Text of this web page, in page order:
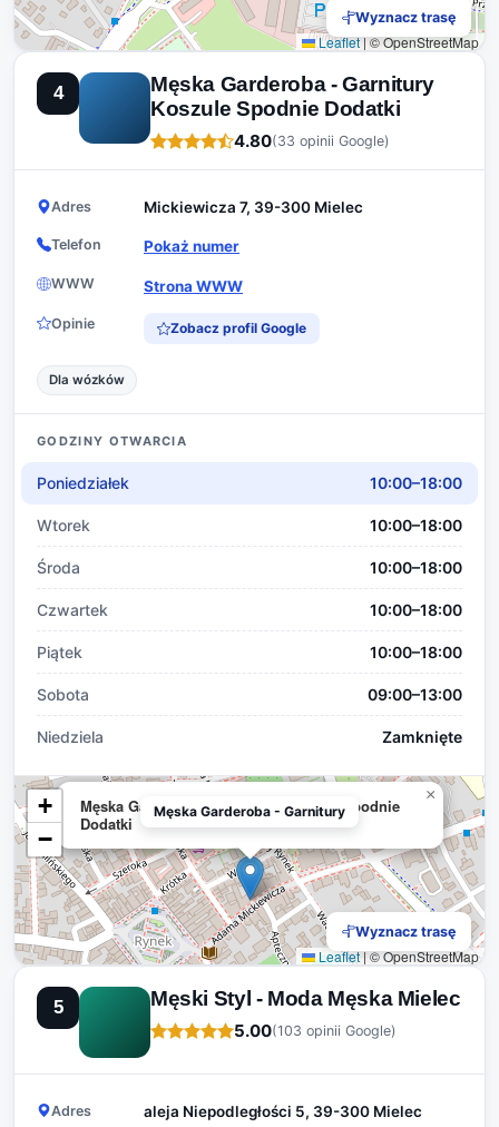
Leaflet|© OpenStreetMap
Wyznacz trasę
4
Męska Garderoba - Garnitury
Koszule Spodnie Dodatki
4.80(33 opinii Google)
Adres Mickiewicza 7, 39-300 Mielec
Telefon Pokaż numer
WWW Strona WWW
Opinie Zobacz profil Google
Dla wózków
GODZINY OTWARCIA
Poniedziałek 10:00–18:00
Wtorek 10:00–18:00
Środa 10:00–18:00
Czwartek 10:00–18:00
Piątek 10:00–18:00
Sobota 09:00–13:00
Niedziela Zamknięte
Męska Garderoba - Garnitury Koszule Spodnie
Dodatki
×
+
−
Leaflet|© OpenStreetMap
Męska Garderoba - Garnitury
Wyznacz trasę
5 Męski Styl - Moda Męska Mielec
5.00(103 opinii Google)
Adres aleja Niepodległości 5, 39-300 Mielec